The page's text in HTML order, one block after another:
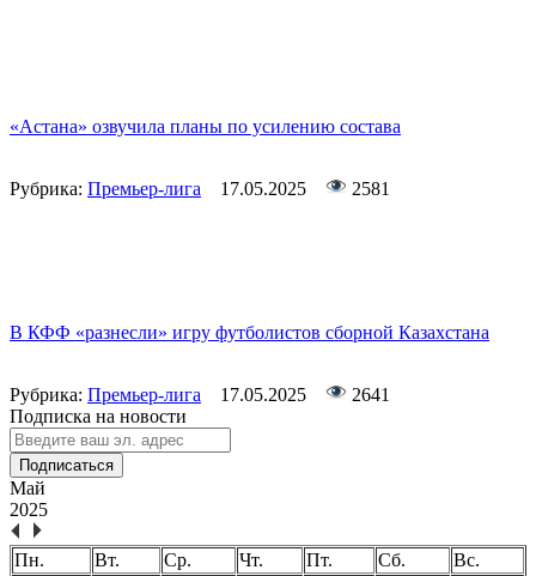
«Астана» озвучила планы по усилению состава
Рубрика: Премьер-лига 17.05.2025 2581
В КФФ «разнесли» игру футболистов сборной Казахстана
Рубрика: Премьер-лига 17.05.2025
2641
Подписка на новости
Подписаться
Май
2025
Пн. Вт. Ср. Чт. Пт. Сб.
Вс.